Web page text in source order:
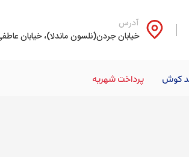
آدرس
خیابان جردن(نلسون ماندلا)، خیابان
کوش پرداخت شهریه